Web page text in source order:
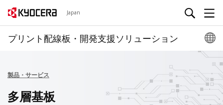
Japan
プリント配線板・開発支援ソリューション
製品・サービス
多層基板